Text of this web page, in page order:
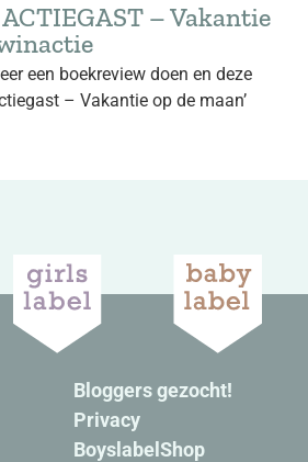
– Vakantie
een boekreview doen en deze
– Vakantie op de maan’
Bloggers gezocht!
Privacy
BoyslabelShop